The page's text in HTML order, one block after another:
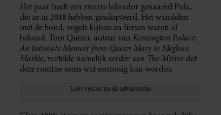
Het paar heeft een zwarte labrador genaamd Pula,
die ze in 2018 hebben geadopteerd. Het wandelen
met de hond, vogels kijken en fietsen waren al
bekend. Tom Quinn, auteur van Kensington Palace:
An Intimate Memoir from Queen Mary to Meghan
Markle, vertelde namelijk eerder aan The Mirrordat
deze routine soms wat eentonig kan worden.